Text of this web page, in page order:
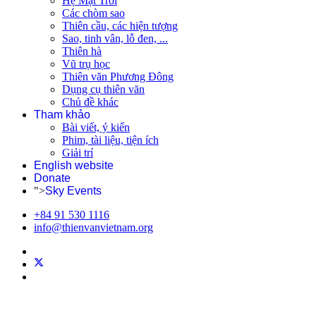
Các chòm sao
Thiên cầu, các hiện tượng
Sao, tinh vân, lỗ đen, ...
Thiên hà
Vũ trụ học
Thiên văn Phương Đông
Dụng cụ thiên văn
Chủ đề khác
Tham khảo
Bài viết, ý kiến
Phim, tài liệu, tiện ích
Giải trí
English website
Donate
">Sky Events
+84 91 530 1116
info@thienvanvietnam.org